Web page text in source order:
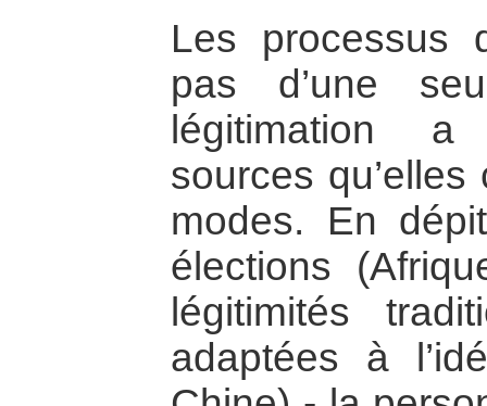
Les processus
pas d’une
légitimation
sources
modes. En
élections
légitimités
adaptées à